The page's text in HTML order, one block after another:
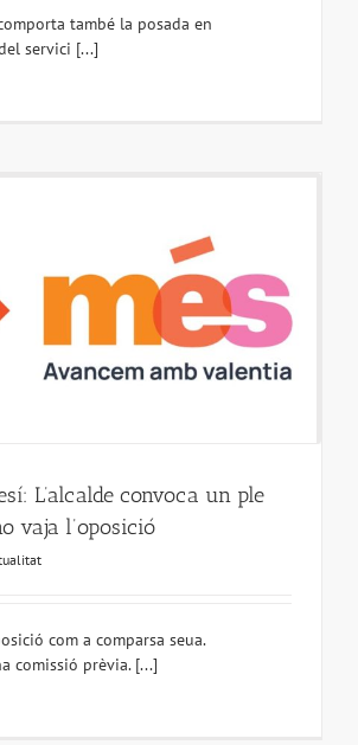
també la posada en
servici [...]
L’alcalde convoca un ple
vaja l’oposició
com a comparsa seua.
comissió prèvia. [...]